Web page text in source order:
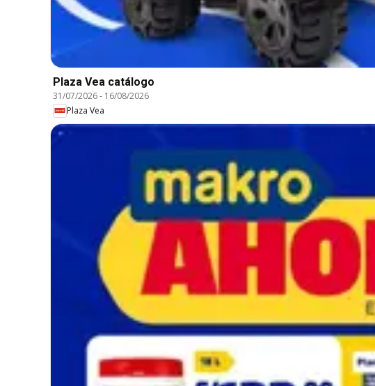
Plaza Vea catálogo
31/07/2026- 16/08/2026
Plaza Vea